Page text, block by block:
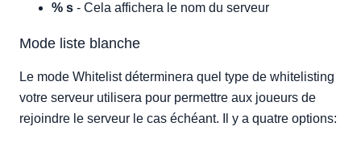
% s - Cela affichera le nom du serveur
Mode liste blanche
Le mode Whitelist déterminera quel type de whitelisting
votre serveur utilisera pour permettre aux joueurs de
rejoindre le serveur le cas échéant. Il y a quatre options: